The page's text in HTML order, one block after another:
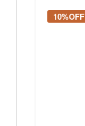
10%OFF